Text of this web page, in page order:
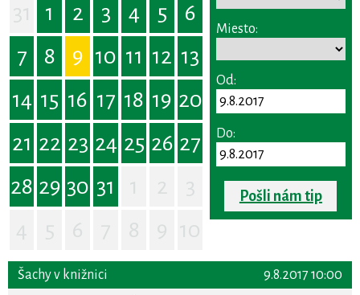
1 2 3 4 5
6
7
8 9 10 11 12 13
14 15 16 17 18 19 20
21 22 23 24 25 26 27
28 29 30 31
Miesto:
Od:
Do:
Pošli nám tip
9.8.2017 10:00
Šachy v knižnici